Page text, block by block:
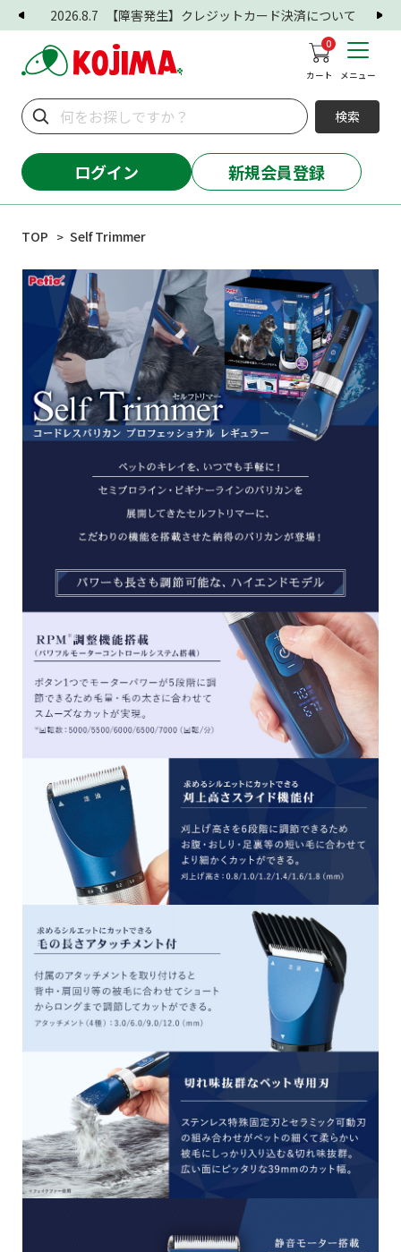
2026.8.7 【障害発生】クレジットカード決済について
0
カート メニュー
検索
ログイン 新規会員登録
TOP Self Trimmer